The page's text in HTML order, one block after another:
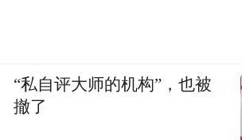
“私自评大师的机构”，也被
撤了